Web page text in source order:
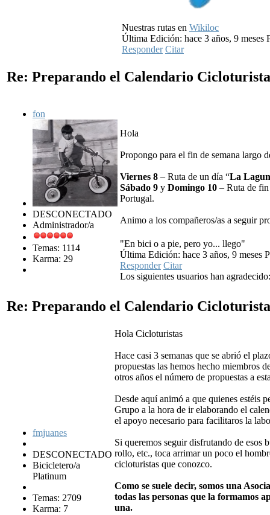
Nuestras rutas en Wikiloc
Última Edición: hace 3 años, 9 meses
Responder Citar
Re: Preparando el Calendario
fon
DESCONECTADO
Administrador/a
Temas: 1114
Karma: 29
Hola
Propongo para el fin de semana largo
Viernes 8 – Ruta de un día “La
Sábado 9 y Domingo 10 – Ruta de fin
Portugal.
Animo a los compañeros/as a seguir
"En bici o a pie, pero yo... llego"
Última Edición: hace 3 años, 9 meses
Responder Citar
Los siguientes usuarios han
Re: Preparando el Calendario
fmjuanes
DESCONECTADO
Bicicletero/a
Platinum
Temas: 2709
Karma: 7
Hola Cicloturistas
Hace casi 3 semanas que se abrió el
propuestas las hemos hecho miembros
otros años el número de propuestas a
Desde aquí animó a que quienes estéis
Grupo a la hora de ir elaborando el
el apoyo necesario para facilitaros la
Si queremos seguir disfrutando de esos
rollo, etc., toca arrimar un poco el
cicloturistas que conozco.
Como se suele decir, somos una
todas las personas que la formamos
una.